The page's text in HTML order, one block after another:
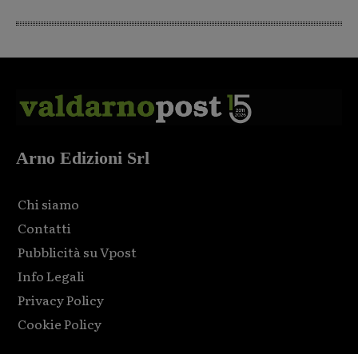
Arno Edizioni Srl
Chi siamo
Contatti
Pubblicità su Vpost
Info Legali
Privacy Policy
Cookie Policy